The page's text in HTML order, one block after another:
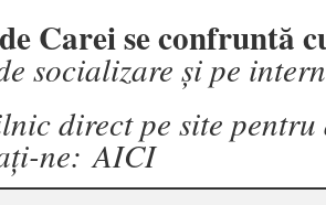
Carei se confruntă
socializare și pe
direct pe site pentru
ne:AICI